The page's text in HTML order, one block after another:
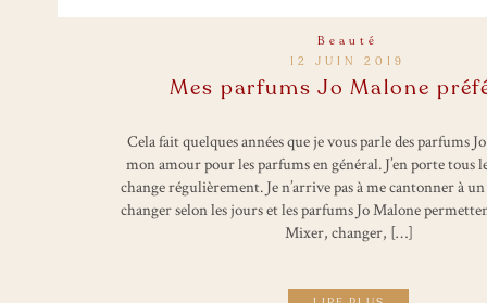
Cela fait quelques années que je vous parle des parfums
mon amour pour les parfums en général. J’en porte tous
change régulièrement. Je n’arrive pas à me cantonner à un
changer selon les jours et les parfums Jo Malone
Mixer, changer, […]
12 JUIN 2019
Mes parfums Jo Malone
Beauté